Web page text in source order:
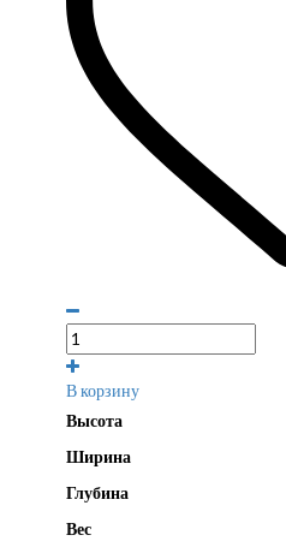
В корзину
Высота
Ширина
Глубина
Вес